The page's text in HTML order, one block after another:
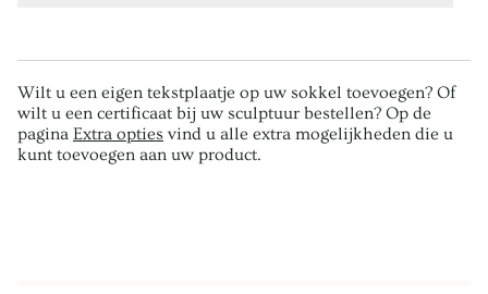
Wilt u een eigen tekstplaatje op uw sokkel toevoegen? Of
wilt u een certificaat bij uw sculptuur bestellen? Op de
pagina Extra opties vind u alle extra mogelijkheden die u
kunt toevoegen aan uw product.